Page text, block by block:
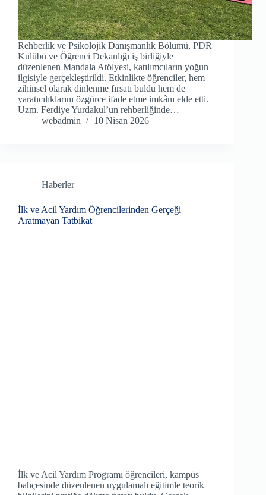
Rehberlik ve Psikolojik Danışmanlık Bölümü, PDR
Kulübü ve Öğrenci Dekanlığı iş birliğiyle
düzenlenen Mandala Atölyesi, katılımcıların yoğun
ilgisiyle gerçekleştirildi. Etkinlikte öğrenciler, hem
zihinsel olarak dinlenme fırsatı buldu hem de
yaratıcılıklarını özgürce ifade etme imkânı elde etti.
Uzm. Ferdiye Yurdakul’un rehberliğinde…
webadmin
10 Nisan 2026
Haberler
İlk ve Acil Yardım Öğrencilerinden Gerçeği
Aratmayan Tatbikat
İlk ve Acil Yardım Programı öğrencileri, kampüs
bahçesinde düzenlenen uygulamalı eğitimle teorik